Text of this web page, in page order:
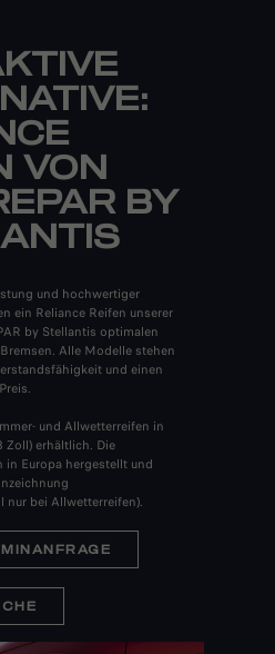
VON
BY
und hochwertiger
ein Reliance Reifen unserer
by Stellantis optimalen
Alle Modelle stehen
und einen
und Allwetterreifen in
Zoll) erhältlich. Die
Europa hergestellt und
nur bei Allwetterreifen).